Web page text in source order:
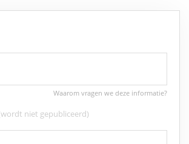
niet gepubliceerd)